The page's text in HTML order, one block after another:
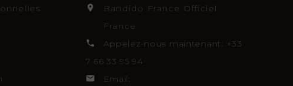

Bandido France Officiel
France
 Appelez-nous maintenant: +33
7 66 33 95 94
 Email: